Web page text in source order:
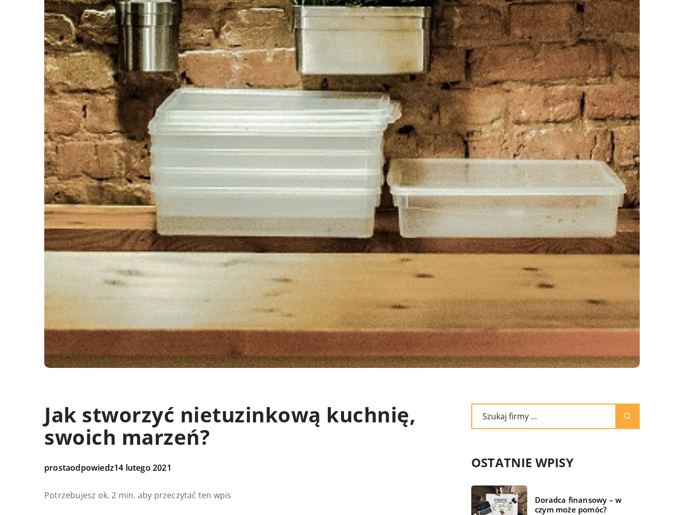
Jak stworzyć nietuzinkową kuchnię,
swoich marzeń?
prostaodpowiedz14 lutego 2021
Potrzebujesz ok. 2 min. aby przeczytać ten wpis
OSTATNIE WPISY
Doradca finansowy – w
czym może pomóc?